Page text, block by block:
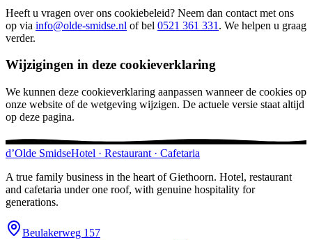
Heeft u vragen over ons cookiebeleid? Neem dan contact met ons
op via info@olde-smidse.nl of bel 0521 361 331 . We helpen u graag
verder.
Wijzigingen in deze cookieverklaring
We kunnen deze cookieverklaring aanpassen wanneer de cookies op
onze website of de wetgeving wijzigen. De actuele versie staat altijd
op deze pagina.
d’Olde SmidseHotel · Restaurant · Cafetaria
A true family business in the heart of Giethoorn. Hotel, restaurant
and cafetaria under one roof, with genuine hospitality for
generations.
Beulakerweg 157